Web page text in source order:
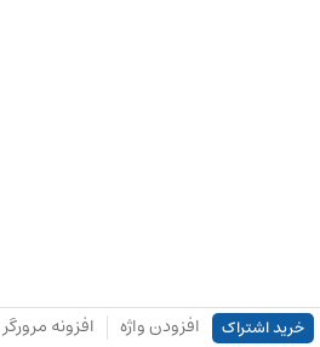
خرید اشتراک افزودن واژه افزونه مرورگر